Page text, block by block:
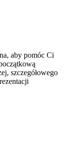
aby pomóc Ci
szczegółowego